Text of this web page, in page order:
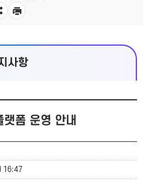
사항
랫폼 운영 안내
16:47